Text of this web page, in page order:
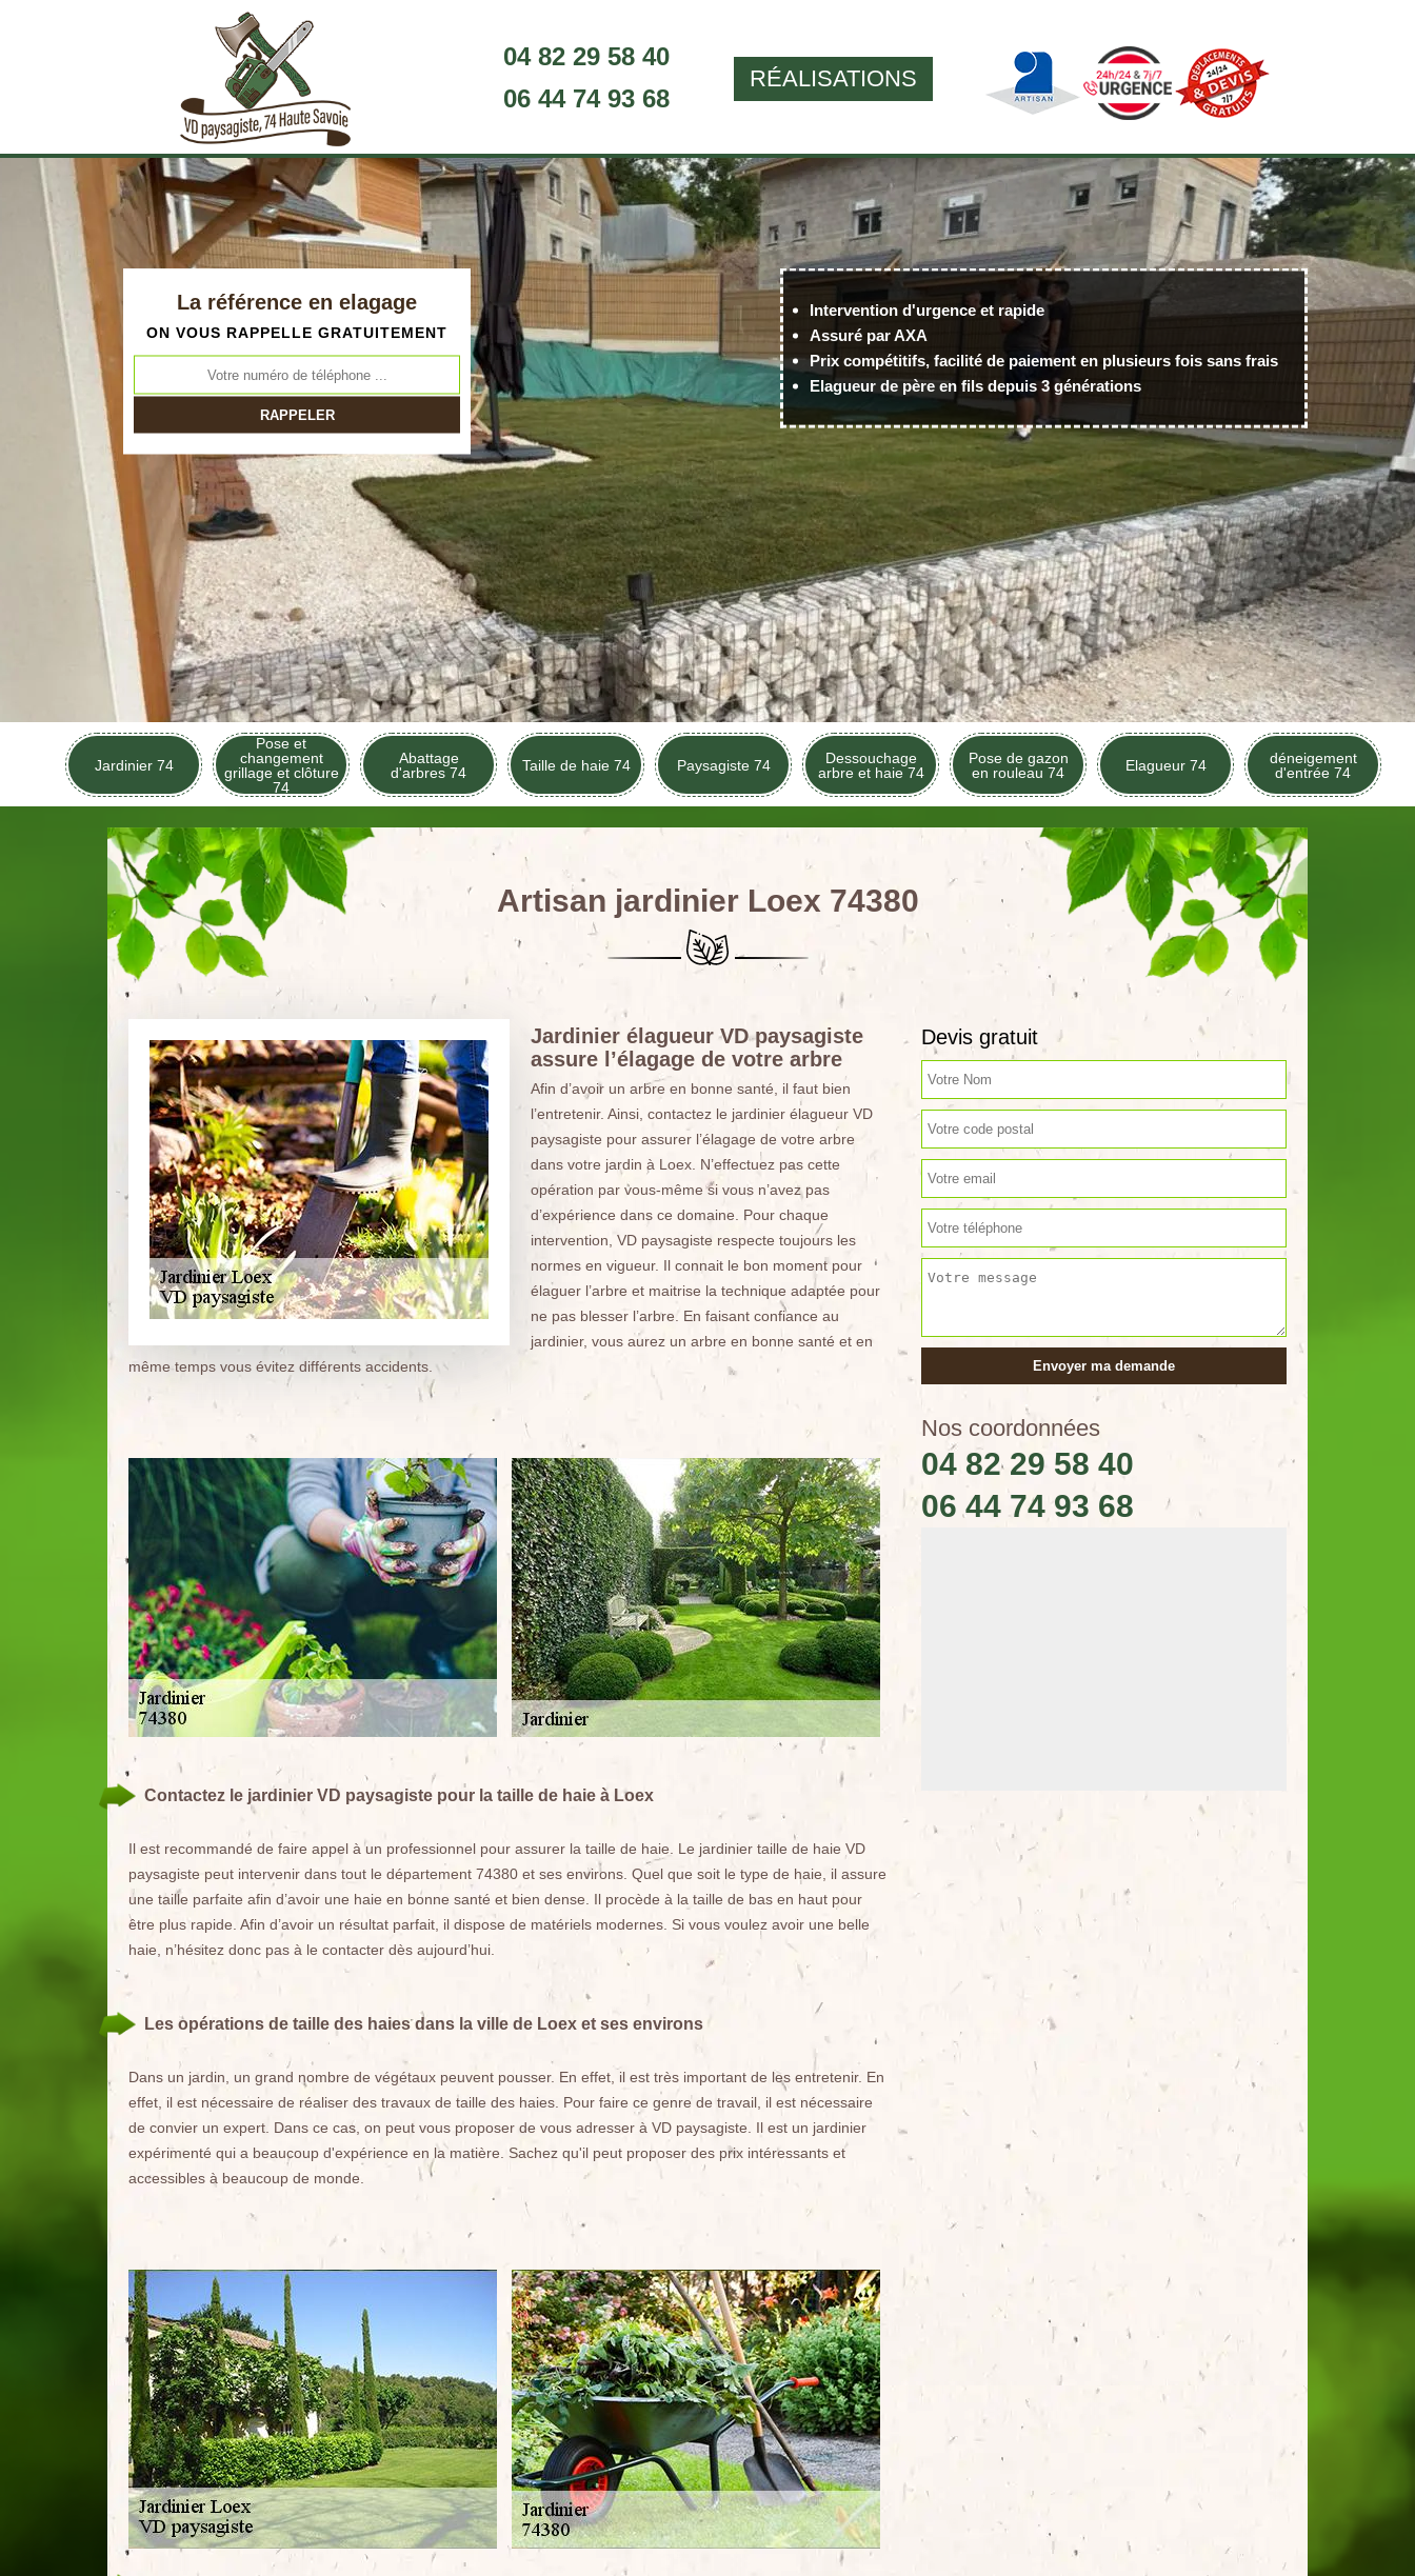
04 82 29 58 40
06 44 74 93 68
RÉALISATIONS
La référence en elagage
ON VOUS RAPPELLE GRATUITEMENT
Intervention d'urgence et rapide
Assuré par AXA
Prix compétitifs, facilité de paiement en plusieurs fois sans frais
Elagueur de père en fils depuis 3 générations
Jardinier 74
Pose et
changement
grillage et clôture
74
Abattage
d'arbres 74
Taille de haie 74 Paysagiste 74
Dessouchage
arbre et haie 74
Pose de gazon
en rouleau 74
Elagueur 74
déneigement
d'entrée 74
Artisan jardinier Loex 74380
Jardinier élagueur VD paysagiste
assure l’élagage de votre arbre
Afin d’avoir un arbre en bonne santé, il faut bien
l’entretenir. Ainsi, contactez le jardinier élagueur VD
paysagiste pour assurer l’élagage de votre arbre
dans votre jardin à Loex. N’effectuez pas cette
opération par vous-même si vous n’avez pas
d’expérience dans ce domaine. Pour chaque
intervention, VD paysagiste respecte toujours les
normes en vigueur. Il connait le bon moment pour
élaguer l’arbre et maitrise la technique adaptée pour
ne pas blesser l’arbre. En faisant confiance au
jardinier, vous aurez un arbre en bonne santé et en
même temps vous évitez différents accidents.
Contactez le jardinier VD paysagiste pour la taille de haie à Loex
Il est recommandé de faire appel à un professionnel pour assurer la taille de haie. Le jardinier taille de haie VD
paysagiste peut intervenir dans tout le département 74380 et ses environs. Quel que soit le type de haie, il assure
une taille parfaite afin d’avoir une haie en bonne santé et bien dense. Il procède à la taille de bas en haut pour
être plus rapide. Afin d’avoir un résultat parfait, il dispose de matériels modernes. Si vous voulez avoir une belle
haie, n’hésitez donc pas à le contacter dès aujourd’hui.
Les opérations de taille des haies dans la ville de Loex et ses environs
Dans un jardin, un grand nombre de végétaux peuvent pousser. En effet, il est très important de les entretenir. En
effet, il est nécessaire de réaliser des travaux de taille des haies. Pour faire ce genre de travail, il est nécessaire
de convier un expert. Dans ce cas, on peut vous proposer de vous adresser à VD paysagiste. Il est un jardinier
expérimenté qui a beaucoup d'expérience en la matière. Sachez qu'il peut proposer des prix intéressants et
accessibles à beaucoup de monde.
Devis gratuit
Nos coordonnées
04 82 29 58 40
06 44 74 93 68